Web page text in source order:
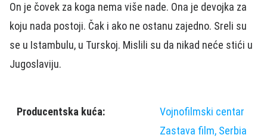
On je čovek za koga nema više nade. Ona je devojka za
koju nada postoji. Čak i ako ne ostanu zajedno. Sreli su
se u Istambulu, u Turskoj. Mislili su da nikad neće stići u
Jugoslaviju.
Producentska kuća:
Vojnofilmski centar
Zastava film, Serbia